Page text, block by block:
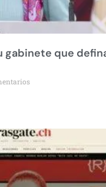
gabinete que